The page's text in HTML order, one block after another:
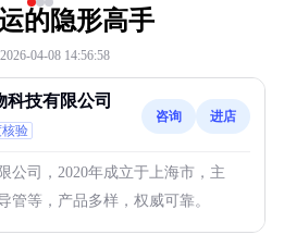
的隐形高手
2026-04-08 14:56:58
科技有限公司
验
咨询 进店
公司，2020年成立于上海市，主
管等，产品多样，权威可靠。